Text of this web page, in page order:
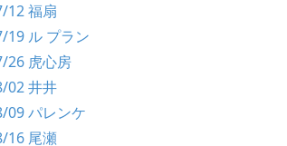
12 福扇
19 ル プラン
26 虎心房
02 井井
09 パレンケ
16 尾瀬